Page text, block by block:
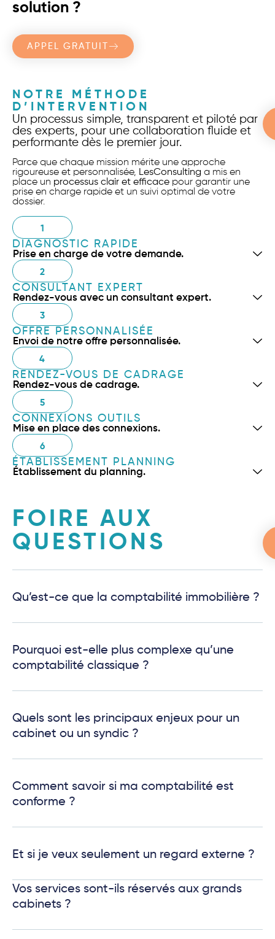
solution ?
APPEL GRATUIT
NOTRE MÉTHODE
D’INTERVENTION
Un processus simple, transparent et piloté par
des experts, pour une collaboration fluide et
performante dès le premier jour.
Parce que chaque mission mérite une approche
rigoureuse et personnalisée, LesConsulting a mis en
place un processus clair et efficace pour garantir une
prise en charge rapide et un suivi optimal de votre
dossier.
1
DIAGNOSTIC RAPIDE
Prise en charge de votre demande.
2
CONSULTANT EXPERT
Rendez-vous avec un consultant expert.
3
OFFRE PERSONNALISÉE
Envoi de notre offre personnalisée.
4
RENDEZ-VOUS DE CADRAGE
Rendez-vous de cadrage.
5
CONNEXIONS OUTILS
Mise en place des connexions.
6
ÉTABLISSEMENT PLANNING
Établissement du planning.
FOIRE AUX
QUESTIONS
Qu’est-ce que la comptabilité immobilière ?
Pourquoi est-elle plus complexe qu’une
comptabilité classique ?
Quels sont les principaux enjeux pour un
cabinet ou un syndic ?
Comment savoir si ma comptabilité est
conforme ?
Et si je veux seulement un regard externe ?
Vos services sont-ils réservés aux grands
cabinets ?